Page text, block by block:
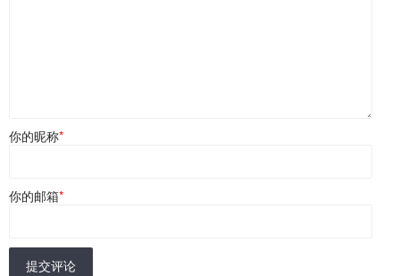
你的昵称*
你的邮箱*
提交评论